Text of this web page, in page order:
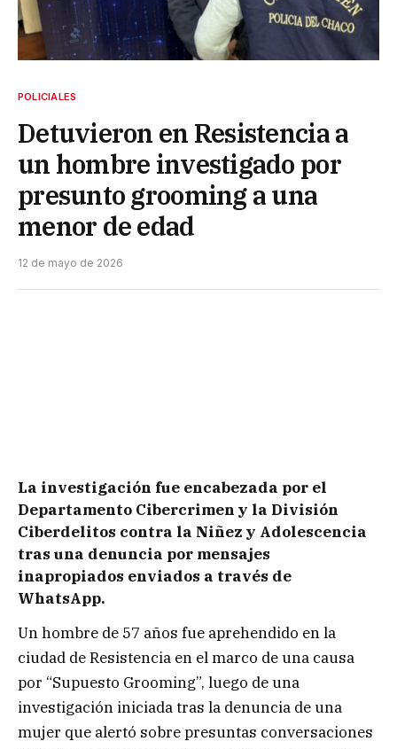
POLICIALES
Detuvieron en Resistencia a
un hombre investigado por
presunto grooming a una
menor de edad
12 de mayo de 2026
La investigación fue encabezada por el
Departamento Cibercrimen y la División
Ciberdelitos contra la Niñez y Adolescencia
tras una denuncia por mensajes
inapropiados enviados a través de
WhatsApp.
Un hombre de 57 años fue aprehendido en la
ciudad de Resistencia en el marco de una causa
por “Supuesto Grooming”, luego de una
investigación iniciada tras la denuncia de una
mujer que alertó sobre presuntas conversaciones